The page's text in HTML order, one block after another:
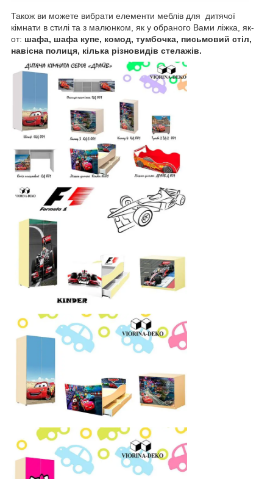
Також ви можете вибрати елементи меблів для дитячої
кімнати в стилі та з малюнком, як у обраного Вами ліжка, як-
от: шафа, шафа купе, комод, тумбочка, письмовий стіл,
навісна полиця, кілька різновидів стелажів.